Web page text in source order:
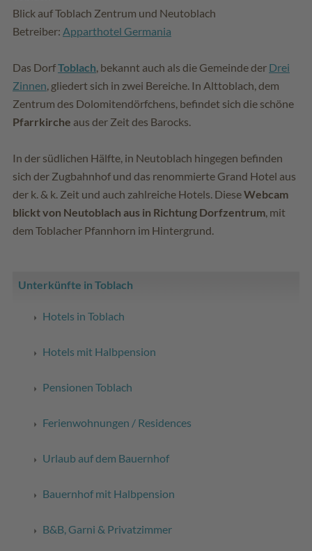
Blick auf Toblach Zentrum und Neutoblach
Betreiber: Apparthotel Germania
Das DorfToblach, bekannt auch als die Gemeinde der Drei
Zinnen, gliedert sich in zwei Bereiche. In Alttoblach, dem
Zentrum des Dolomitendörfchens, befindet sich die schöne
Pfarrkirche aus der Zeit des Barocks.
In der südlichen Hälfte, in Neutoblach hingegen befinden
sich der Zugbahnhof und das renommierte Grand Hotel aus
der k. & k. Zeit und auch zahlreiche Hotels. DieseWebcam
blickt von Neutoblach aus in Richtung Dorfzentrum, mit
dem Toblacher Pfannhorn im Hintergrund.
Unterkünfte in Toblach
Hotels in Toblach
Hotels mit Halbpension
Pensionen Toblach
Ferienwohnungen / Residences
Urlaub auf dem Bauernhof
Bauernhof mit Halbpension
B&B, Garni & Privatzimmer